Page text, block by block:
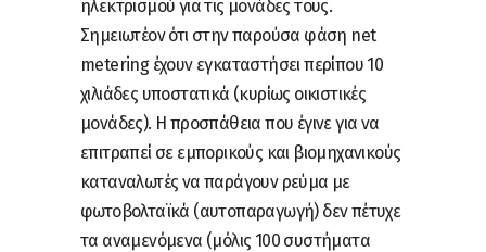
ηλεκτρισμού για τις μονάδες τους.
Σημειωτέον ότι στην παρούσα φάση net
metering έχουν εγκαταστήσει περίπου 10
χιλιάδες υποστατικά (κυρίως οικιστικές
μονάδες). Η προσπάθεια που έγινε για να
επιτραπεί σε εμπορικούς και βιομηχανικούς
καταναλωτές να παράγουν ρεύμα με
φωτοβολταϊκά (αυτοπαραγωγή) δεν πέτυχε
τα αναμενόμενα (μόλις 100 συστήματα